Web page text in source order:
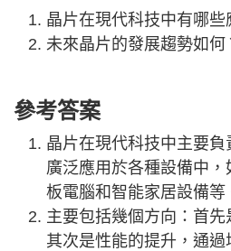
晶片在現代科技中有哪些
未來晶片的發展趨勢如何
參考答案
晶片在現代科技中主要
廣泛應用於各種設備中
板電腦和智能家居設備等
主要包括幾個方向：首先
其次是性能的提升，通